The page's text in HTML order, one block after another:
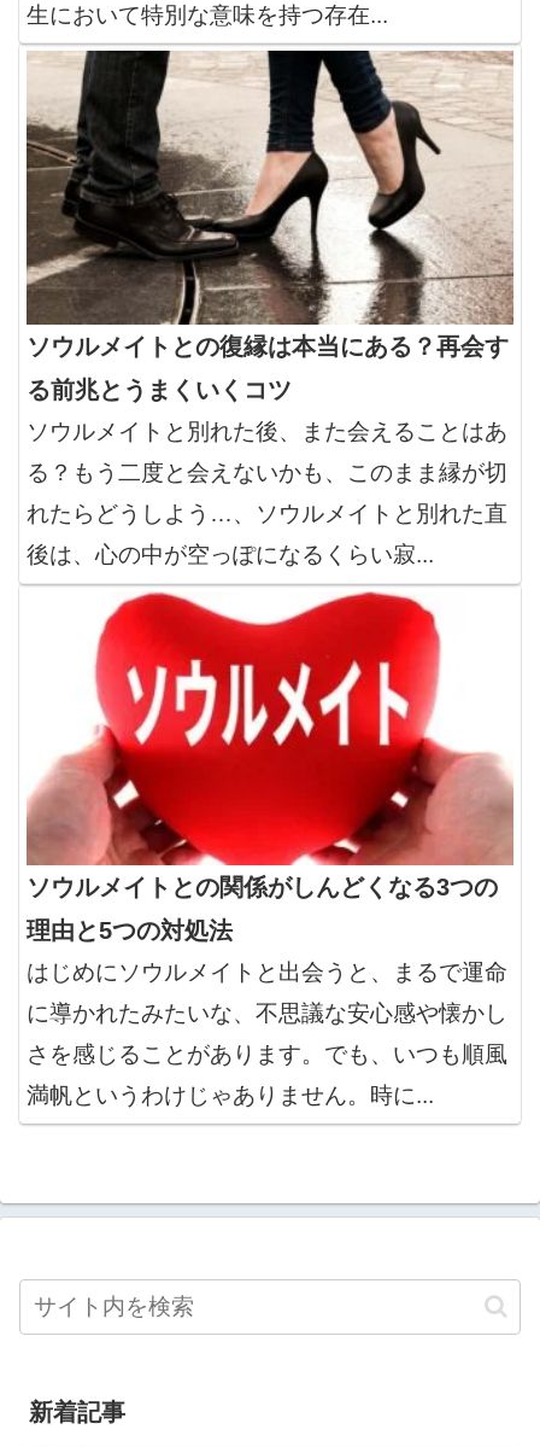
生において特別な意味を持つ存在...
ソウルメイトとの復縁は本当にある？再会す
る前兆とうまくいくコツ
ソウルメイトと別れた後、また会えることはあ
る？もう二度と会えないかも、このまま縁が切
れたらどうしよう…、ソウルメイトと別れた直
後は、心の中が空っぽになるくらい寂...
ソウルメイトとの関係がしんどくなる3つの
理由と5つの対処法
はじめにソウルメイトと出会うと、まるで運命
に導かれたみたいな、不思議な安心感や懐かし
さを感じることがあります。でも、いつも順風
満帆というわけじゃありません。時に...
新着記事